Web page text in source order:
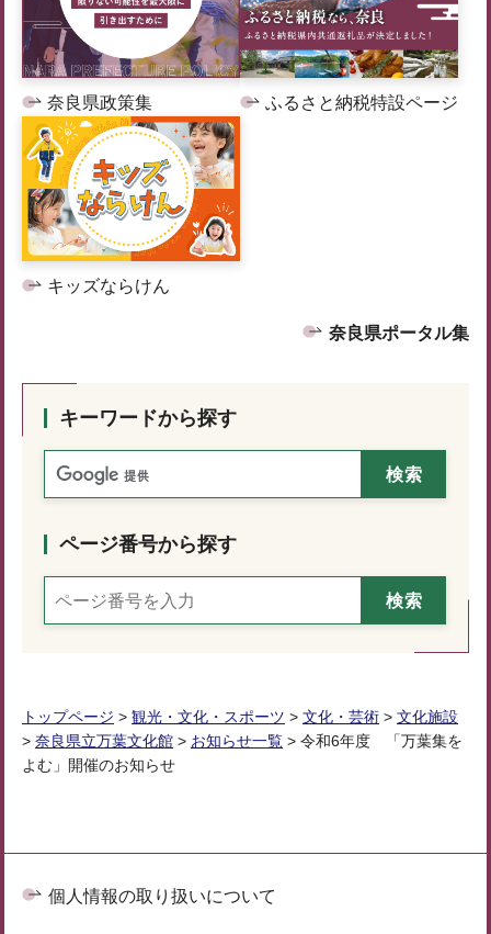
奈良県政策集 ふるさと納税特設ページ
キッズならけん
奈良県ポータル集
キーワードから探す
ページ番号から探す
トップページ > 観光・文化・スポーツ > 文化・芸術 > 文化施設
> 奈良県立万葉文化館 > お知らせ一覧 > 令和6年度 「万葉集を
よむ」開催のお知らせ
個人情報の取り扱いについて